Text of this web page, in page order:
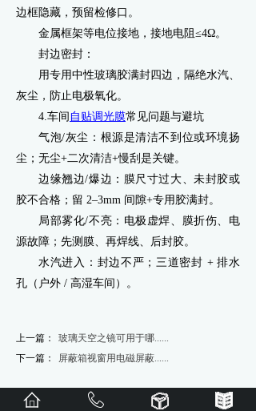
边框隐藏，预留检修口。
金属框架等电位接地，接地电阻≤4Ω。
封边密封：
用专用中性玻璃胶满封四边，隔绝水汽、
灰尘，防止电极氧化。
4.车间 自贴调光膜常见问题与避坑
气泡/灰尘：根源是清洁不到位或环境扬
尘；无尘+二次清洁+慢刮是关键。
边缘翘边/爆边：膜尺寸过大、未封胶或
胶不合格；留 2–3mm 间隙+专用胶满封。
局部雾化/不亮：电极虚焊、膜折伤、电
源故障；先测膜、再焊线、后封胶。
水汽进入：封边不严；三道密封 + 排水
孔（户外 / 高湿车间）。
上一篇：
玻璃天空之镜可用于哪......
下一篇：
屏蔽箱视窗用电磁屏蔽......